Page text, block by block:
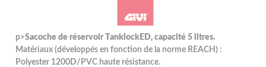
p>Sacoche de réservoir TanklockED, capacité 5 litres.
Matériaux (développés en fonction de la norme REACH) :
Polyester 1200D/PVC haute résistance.